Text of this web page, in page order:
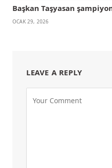
Başkan Taşyasan
OCAK 29, 2026
LEAVE A REPLY